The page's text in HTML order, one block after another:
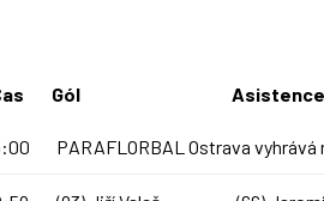
Gól Asistence
PARAFLORBAL Ostrava